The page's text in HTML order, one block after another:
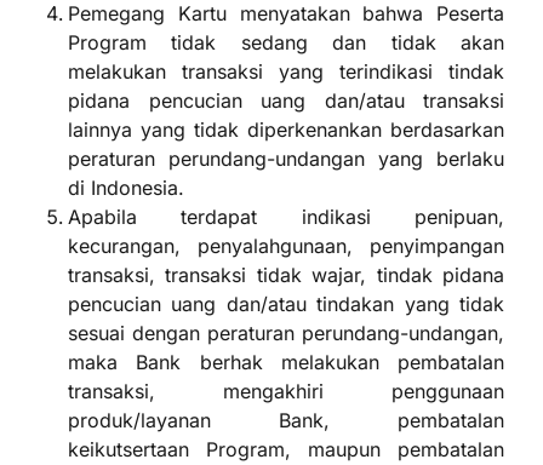
Pemegang Kartu menyatakan bahwa Peserta
Program tidak sedang dan tidak akan
melakukan transaksi yang terindikasi tindak
pidana pencucian uang dan/atau transaksi
lainnya yang tidak diperkenankan berdasarkan
peraturan perundang-undangan yang berlaku
di Indonesia.
Apabila terdapat indikasi penipuan,
kecurangan, penyalahgunaan, penyimpangan
transaksi, transaksi tidak wajar, tindak pidana
pencucian uang dan/atau tindakan yang tidak
sesuai dengan peraturan perundang-undangan,
maka Bank berhak melakukan pembatalan
transaksi, mengakhiri penggunaan
produk/layanan Bank, pembatalan
keikutsertaan Program, maupun pembatalan